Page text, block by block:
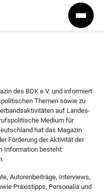
des BDK e.V. und informiert
Themen sowie zu
auf Landes-
Medium für
hat das Magazin
Förderung der Aktivität der
Information besteht:
Autorenbeiträge, Interviews,
Praxistipps, Personalia und